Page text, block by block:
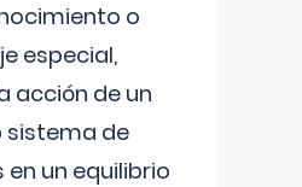
o
especial,
acción de un
sistema de
un equilibrio